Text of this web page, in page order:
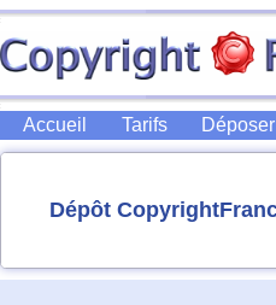
Accueil Tarifs Déposer
Dépôt